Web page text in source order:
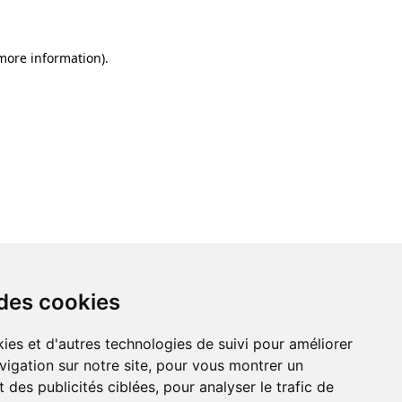
cookies
et d'autres technologies de suivi pour améliorer
sur notre site, pour vous montrer un
des publicités ciblées, pour analyser le trafic de
information).